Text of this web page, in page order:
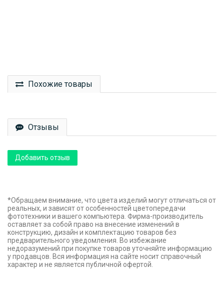
Похожие товары
Отзывы
Добавить отзыв
*Обращаем внимание, что цвета изделий могут отличаться от
реальных, и зависят от особенностей цветопередачи
фототехники и вашего компьютера. Фирма-производитель
оставляет за собой право на внесение изменений в
конструкцию, дизайн и комплектацию товаров без
предварительного уведомления. Во избежание
недоразумений при покупке товаров уточняйте информацию
у продавцов. Вся информация на сайте носит справочный
характер и не является публичной офертой.